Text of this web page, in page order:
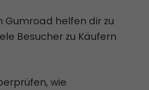
Gumroad helfen dir zu
Besucher zu Käufern
wie